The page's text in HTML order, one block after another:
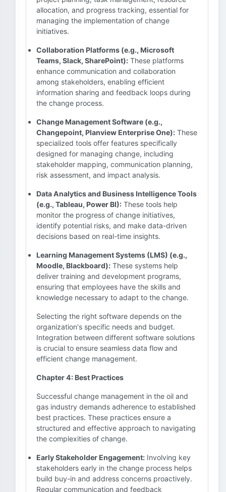
allocation, and progress tracking, essential for
managing the implementation of change
initiatives.
Collaboration Platforms (e.g., Microsoft
Teams, Slack, SharePoint): These platforms
enhance communication and collaboration
among stakeholders, enabling efficient
information sharing and feedback loops during
the change process.
Change Management Software (e.g.,
Changepoint, Planview Enterprise One): These
specialized tools offer features specifically
designed for managing change, including
stakeholder mapping, communication planning,
risk assessment, and impact analysis.
Data Analytics and Business Intelligence Tools
(e.g., Tableau, Power BI): These tools help
monitor the progress of change initiatives,
identify potential risks, and make data-driven
decisions based on real-time insights.
Learning Management Systems (LMS) (e.g.,
Moodle, Blackboard): These systems help
deliver training and development programs,
ensuring that employees have the skills and
knowledge necessary to adapt to the change.
Selecting the right software depends on the
organization's specific needs and budget.
Integration between different software solutions
is crucial to ensure seamless data flow and
efficient change management.
Chapter 4: Best Practices
Successful change management in the oil and
gas industry demands adherence to established
best practices. These practices ensure a
structured and effective approach to navigating
the complexities of change.
Early Stakeholder Engagement: Involving key
stakeholders early in the change process helps
build buy-in and address concerns proactively.
Regular communication and feedback